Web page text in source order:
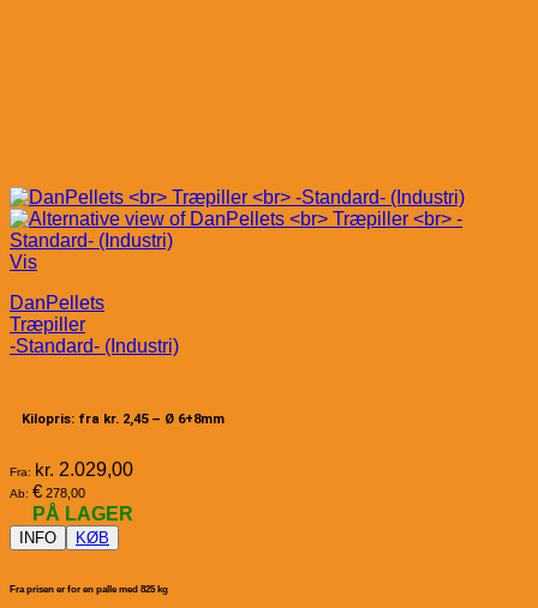
Vis
DanPellets
Træpiller
-Standard- (Industri)
Kilopris: fra kr. 2,45 – Ø 6+8mm
Fra: kr. 2.029,00
Ab: € 278,00
PÅ LAGER
INFO KØB
Fra prisen er for en palle med 825 kg